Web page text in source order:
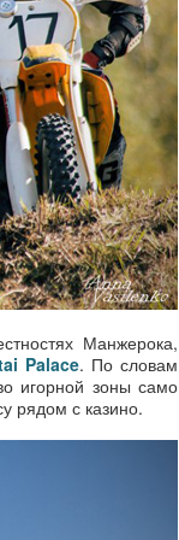
Манжерока,
Palace. По словам
игорной зоны само
рядом с казино.